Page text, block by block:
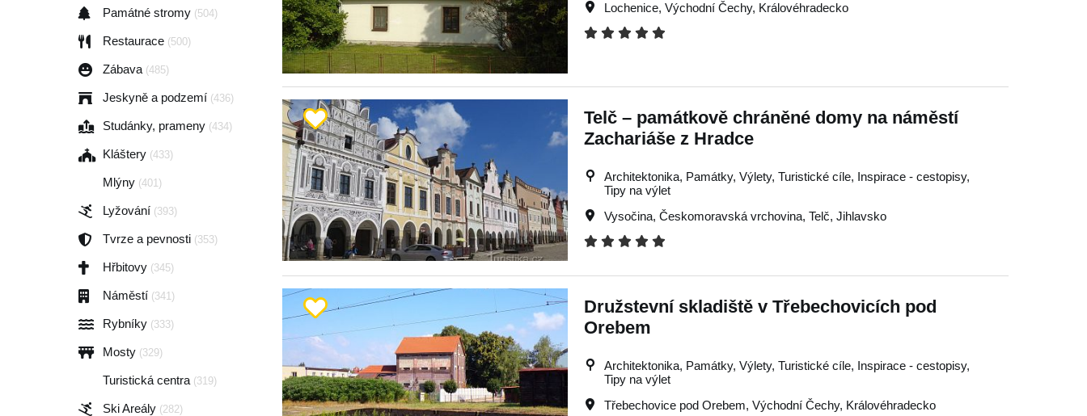
Památné stromy (504)
Restaurace (500)
Zábava (485)
Jeskyně a podzemí (436)
Studánky, prameny (434)
Kláštery (433)
Mlýny (401)
Lyžování (393)
Tvrze a pevnosti (353)
Hřbitovy (345)
Náměstí (341)
Rybníky (333)
Mosty (329)
Turistická centra (319)
Ski Areály (282)
Lochenice,Východní Čechy, Královéhradecko
Telč – památkově chráněné domy na náměstí
Zachariáše z Hradce
Architektonika, Památky, Výlety, Turistické cíle, Inspirace - cestopisy,
Tipy na výlet
Vysočina,Českomoravská vrchovina,Telč,Jihlavsko
Družstevní skladiště v Třebechovicích pod
Orebem
Architektonika, Památky, Výlety, Turistické cíle, Inspirace - cestopisy,
Tipy na výlet
Třebechovice pod Orebem,Východní Čechy, Královéhradecko